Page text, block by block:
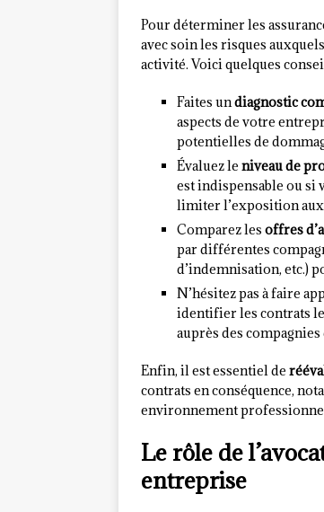
Pour déterminer les
avec soin les risques
activité. Voici quelques
Faites undiagnostic
aspects de votre
potentielles de
Évaluez le niveau de
est indispensable ou si
limiter l’exposition aux
Comparez les offres
par différentes
d’indemnisation, etc.)
N’hésitez pas à faire
identifier les contrats
auprès des compagnies
Enfin, il est essentiel de
contrats en conséquence,
environnement
Le rôle de
entreprise